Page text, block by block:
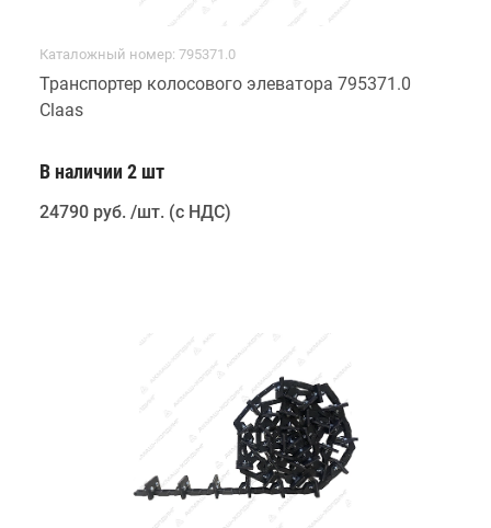
Каталожный номер: 795371.0
Транспортер колосового элеватора 795371.0
Claas
В наличии 2 шт
24790 руб. /шт. (с НДС)